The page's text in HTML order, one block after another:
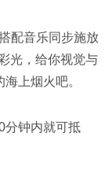
配音乐同步施放
光，给你视觉与
上烟火吧。
分钟内就可抵